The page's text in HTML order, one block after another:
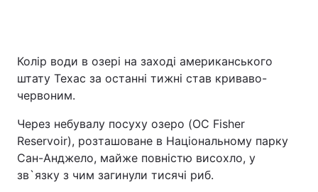
Колір води в озері на заході американського
штату Техас за останні тижні став криваво-
червоним.
Через небувалу посуху озеро (OC Fisher
Reservoir), розташоване в Національному парку
Сан-Анджело, майже повністю висохло, у
зв`язку з чим загинули тисячі риб.